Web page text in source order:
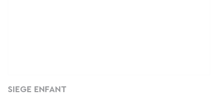
SIEGE ENFANT